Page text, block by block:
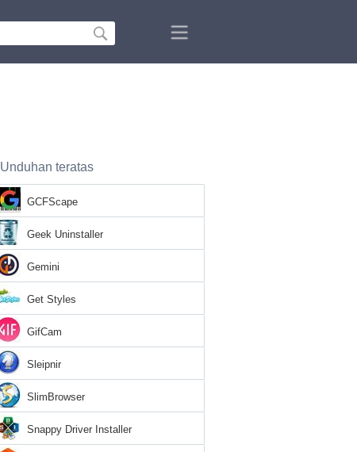
Unduhan teratas
GCFScape
Geek Uninstaller
Gemini
Get Styles
GifCam
Sleipnir
SlimBrowser
Snappy Driver Installer